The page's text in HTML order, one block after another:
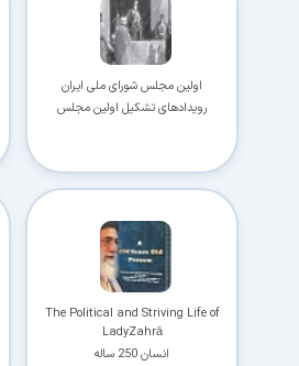
اولین مجلس شورای ملی ایران
رویدادهای تشکیل اولین مجلس
The Political and Striving Life of
LadyZahrā
انسان 250 ساله